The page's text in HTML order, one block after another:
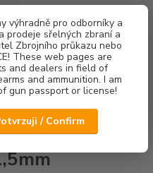
výhradně pro odborníky a
prodeje sřelných zbraní a
Zbrojního průkazu nebo
These web pages are
and dealers in field of
and ammunition. I am
gun passport or license!
/ Confirm
Menu
Hledat
za0,00 Kč